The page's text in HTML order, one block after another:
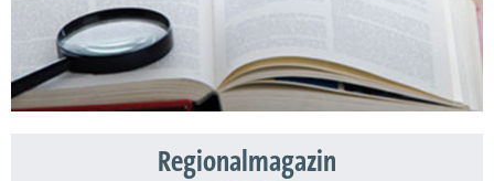
Regionalmagazin